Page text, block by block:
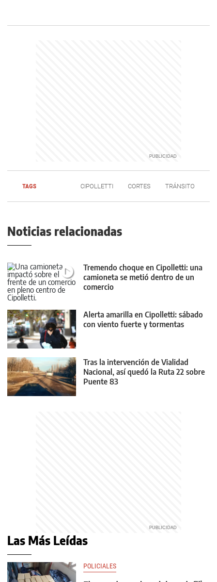
TAGS CIPOLLETTI CORTES TRÁNSITO
Noticias relacionadas
Tremendo choque en Cipolletti: una
camioneta se metió dentro de un
comercio
Alerta amarilla en Cipolletti: sábado
con viento fuerte y tormentas
Tras la intervención de Vialidad
Nacional, así quedó la Ruta 22 sobre
Puente 83
Las Más Leídas
POLICIALES